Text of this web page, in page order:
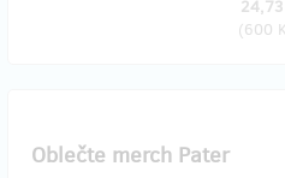
(600
Oblečte merch Pater